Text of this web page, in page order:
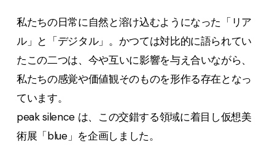
私たちの日常に自然と溶け込むようになった「リア
ル」と「デジタル」。かつては対比的に語られてい
たこの二つは、今や互いに影響を与え合いながら、
私たちの感覚や価値観そのものを形作る存在となっ
ています。
peak silence は、この交錯する領域に着目し仮想美
術展「blue」を企画しました。